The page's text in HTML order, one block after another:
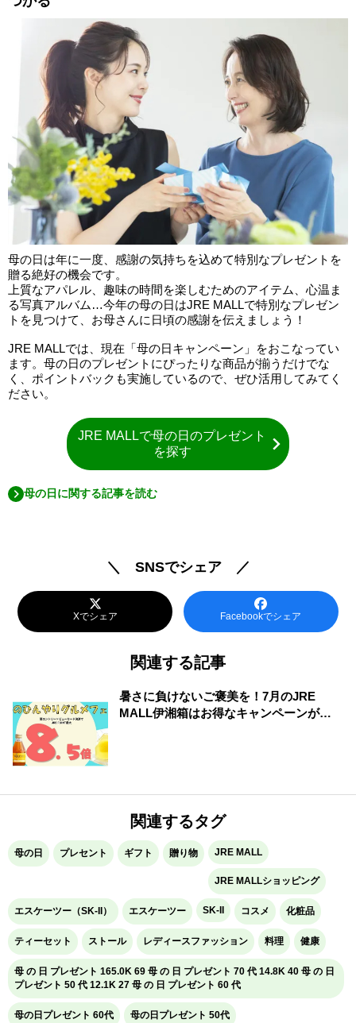
母の日は年に一度、感謝の気持ちを込めて特別なプレゼントを
贈る絶好の機会です。
上質なアパレル、趣味の時間を楽しむためのアイテム、心温ま
る写真アルバム…今年の母の日はJRE MALLで特別なプレゼン
トを見つけて、お母さんに日頃の感謝を伝えましょう！
JRE MALLでは、現在「母の日キャンペーン」をおこなってい
ます。母の日のプレゼントにぴったりな商品が揃うだけでな
く、ポイントバックも実施しているので、ぜひ活用してみてく
ださい。
JRE MALLで母の日のプレゼント
を探す
母の日に関する記事を読む
＼ SNSでシェア ／
Xでシェア Facebookでシェア
関連する記事
暑さに負けないご褒美を！7月のJRE
MALL伊湘箱はお得なキャンペーンが盛
関連するタグ
母の日 プレセント ギフト 贈り物 JRE MALL
JRE MALLショッピング
エスケーツー（SK-II） エスケーツー SK-II コスメ 化粧品
ティーセット ストール レディースファッション 料理 健康
母 の 日 プレゼント 165.0K 69 母 の 日 プレゼント 70 代 14.8K 40 母 の 日
プレゼント 50 代 12.1K 27 母 の 日 プレゼント 60 代
母の日プレゼント 60代 母の日プレゼント 50代